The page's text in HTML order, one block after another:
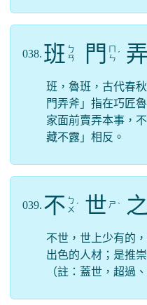
038. 班 ㄅ
ㄢ
門
ㄣ ˊ 弄
班，魯班，古代春
門弄斧」指在巧匠
家面前賣弄本事，
藏不露」相反。
039. 不 ㄅ
ㄨ ˊ 世 ㄕ ˋ 之
不世，世上少有的
出色的人材；是推
（註：蓋世，超過